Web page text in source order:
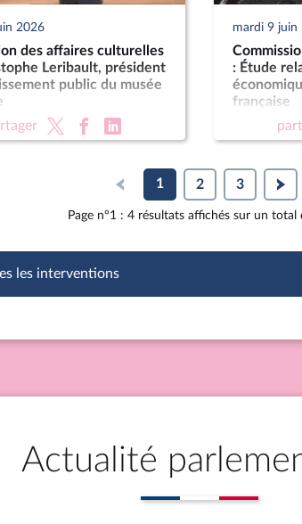
2026
des affaires culturelles
Leribault, président
public du musée
mardi 9 juin
: Étude
française
1 2 3
Page n°1 : 4 résultats affichés sur un total
les interventions
Actualité